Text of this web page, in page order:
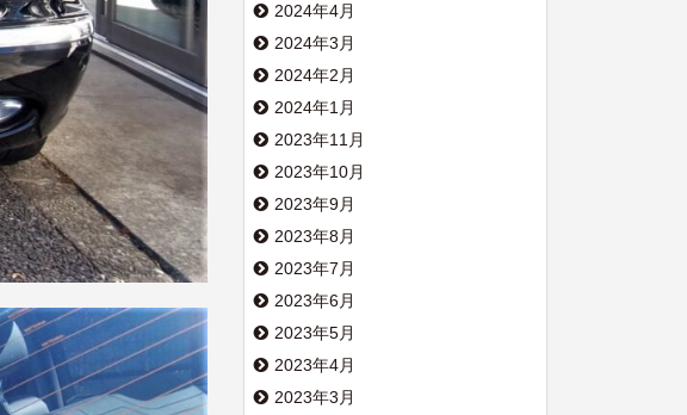
2024年4月
2024年3月
2024年2月
2024年1月
2023年11月
2023年10月
2023年9月
2023年8月
2023年7月
2023年6月
2023年5月
2023年4月
2023年3月